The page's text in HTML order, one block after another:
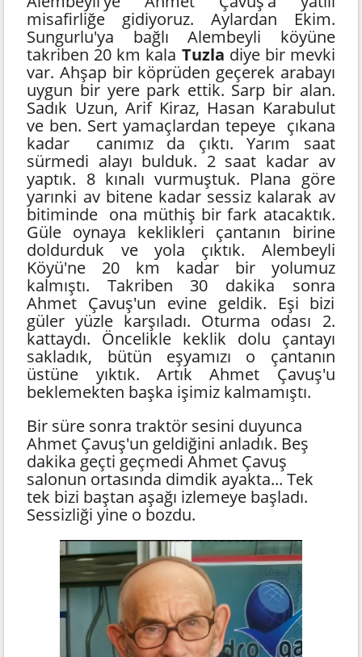
misafirliğe gidiyoruz. Aylardan Ekim.
Sungurlu'ya bağlı Alembeyli köyüne
takriben 20 km kala Tuzla diye bir mevki
var. Ahşap bir köprüden geçerek arabayı
uygun bir yere park ettik. Sarp bir alan.
Sadık Uzun, Arif Kiraz, Hasan Karabulut
ve ben. Sert yamaçlardan tepeye çıkana
kadar canımız da çıktı. Yarım saat
sürmedi alayı bulduk. 2 saat kadar av
yaptık. 8 kınalı vurmuştuk. Plana göre
yarınki av bitene kadar sessiz kalarak av
bitiminde ona müthiş bir fark atacaktık.
Güle oynaya keklikleri çantanın birine
doldurduk ve yola çıktık. Alembeyli
Köyü'ne 20 km kadar bir yolumuz
kalmıştı. Takriben 30 dakika sonra
Ahmet Çavuş'un evine geldik. Eşi bizi
güler yüzle karşıladı. Oturma odası 2.
kattaydı. Öncelikle keklik dolu çantayı
sakladık, bütün eşyamızı o çantanın
üstüne yıktık. Artık Ahmet Çavuş'u
beklemekten başka işimiz kalmamıştı.
Bir süre sonra traktör sesini duyunca
Ahmet Çavuş'un geldiğini anladık. Beş
dakika geçti geçmedi Ahmet Çavuş
salonun ortasında dimdik ayakta... Tek
tek bizi baştan aşağı izlemeye başladı.
Sessizliği yine o bozdu.